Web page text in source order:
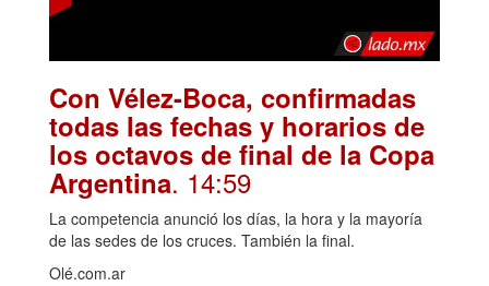
Con Vélez-Boca, confirmadas
todas las fechas y horarios de
los octavos de final de la Copa
Argentina. 14:59
La competencia anunció los días, la hora y la mayoría
de las sedes de los cruces. También la final.
Olé.com.ar